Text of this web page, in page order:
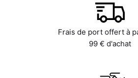
Frais de port offert à
99 € d'achat